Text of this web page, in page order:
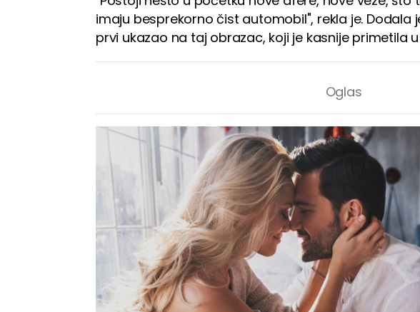
imaju besprekorno čist automobil", rekla je. Dodala
prvi ukazao na taj obrazac, koji je kasnije primetila